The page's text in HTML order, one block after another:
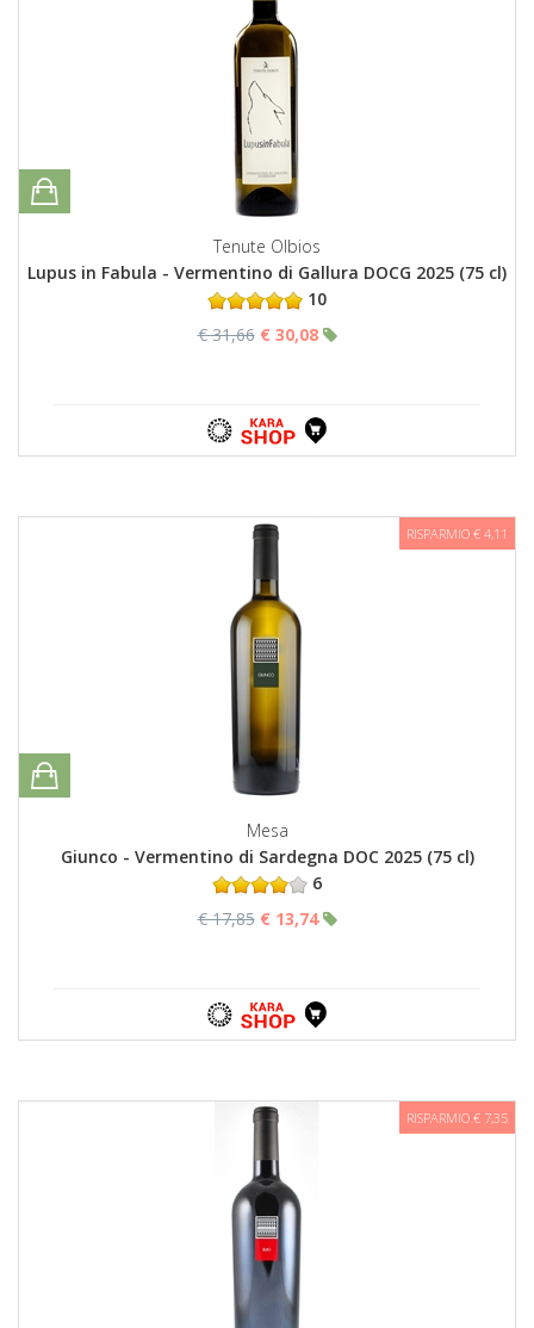
Tenute Olbios
Lupus in Fabula - Vermentino di Gallura DOCG 2025 (75 cl)
10
€ 31,66 € 30,08
RISPARMIO € 4,11
Mesa
Giunco - Vermentino di Sardegna DOC 2025 (75 cl)
6
€ 17,85 € 13,74
RISPARMIO € 7,35